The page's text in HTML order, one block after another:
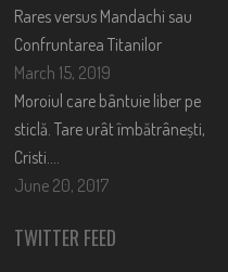
Rares versus Mandachi sau
Confruntarea Titanilor
March 15, 2019
Moroiul care bântuie liber pe
sticlă. Tare urât îmbătrânești,
Cristi….
June 20, 2017
TWITTER FEED